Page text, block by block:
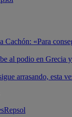
Cachón: «Para
al podio en Grecia
arrasando, esta